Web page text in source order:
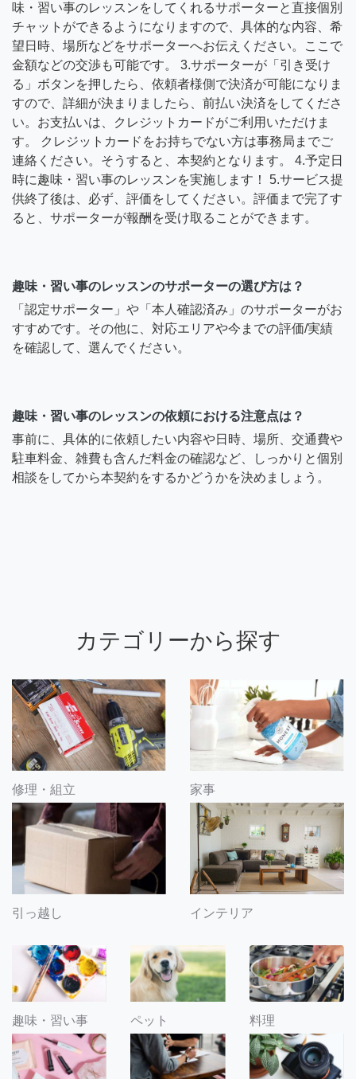
味・習い事のレッスンをしてくれるサポーターと直接個別
チャットができるようになりますので、具体的な内容、希
望日時、場所などをサポーターへお伝えください。ここで
金額などの交渉も可能です。 3.サポーターが「引き受け
る」ボタンを押したら、依頼者様側で決済が可能になりま
すので、詳細が決まりましたら、前払い決済をしてくださ
い。お支払いは、クレジットカードがご利用いただけま
す。 クレジットカードをお持ちでない方は事務局までご
連絡ください。そうすると、本契約となります。 4.予定日
時に趣味・習い事のレッスンを実施します！ 5.サービス提
供終了後は、必ず、評価をしてください。評価まで完了す
ると、サポーターが報酬を受け取ることができます。
趣味・習い事のレッスンのサポーターの選び方は？
「認定サポーター」や「本人確認済み」のサポーターがお
すすめです。その他に、対応エリアや今までの評価/実績
を確認して、選んでください。
趣味・習い事のレッスンの依頼における注意点は？
事前に、具体的に依頼したい内容や日時、場所、交通費や
駐車料金、雑費も含んだ料金の確認など、しっかりと個別
相談をしてから本契約をするかどうかを決めましょう。
カテゴリーから探す
修理・組立 家事
引っ越し インテリア
趣味・習い事 ペット 料理